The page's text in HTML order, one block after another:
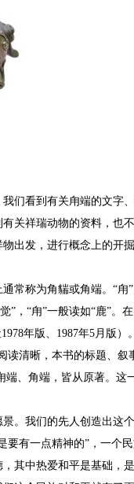
们看到有关甪端的文字
关祥瑞动物的资料，也
出发，进行概念上的开
称为角貒或角端。“甪”
”，“甪”一般读如“鹿”。
年版、1987年5月版）
清晰，本书的标题、叙
端、角端，皆从原著。这
我们的先人创造出这
有一点精神的”，一个民
其中热爱和平是基础，